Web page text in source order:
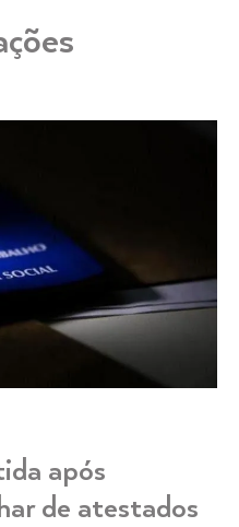
após
de atestados